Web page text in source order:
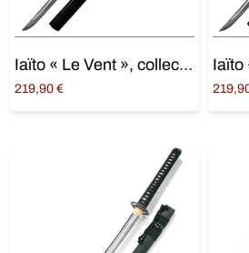
Iaïto « Le Vent », collection « Les 5 éléments »
219,90 €
Choix des options
Choix